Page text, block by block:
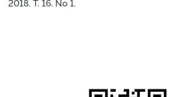
2018. Т. 16. No 1.